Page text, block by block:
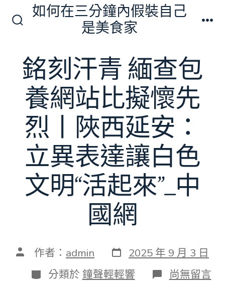
換
開
關
如何在三分鐘內假裝自己
是美食家
銘刻汗青 緬查包
養網站比擬懷先
烈丨陜西延安：
立異表達讓白色
文明“活起來”_中
國網
文 作者： admin 發
表
日
期
2025 年 9 月 3 日
分
類
分類於 鐘聲輕輕響 在
〈銘
尚無留言